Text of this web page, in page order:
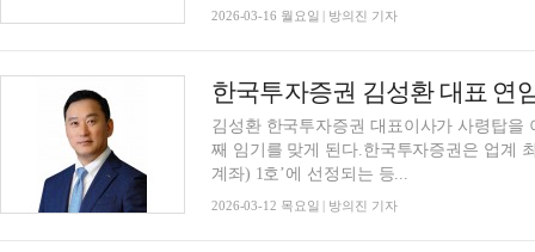
2026-03-16 월요일 | 방의진 기자
한국투자증권 김성환 대표 연
김성환 한국투자증권 대표이사가 사령탑
째 임기를 맞게 된다.한국투자증권은 업계
계좌) 1호’에 선정되는 등...
2026-03-12 목요일 | 방의진 기자